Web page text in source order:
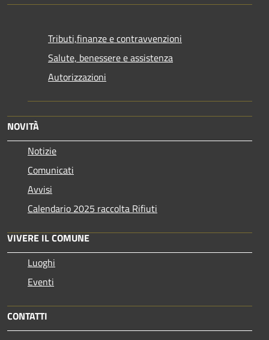
Tributi,finanze e contravvenzioni
Salute, benessere e assistenza
Autorizzazioni
NOVITÀ
Notizie
Comunicati
Avvisi
Calendario 2025 raccolta Rifiuti
VIVERE IL COMUNE
Luoghi
Eventi
CONTATTI